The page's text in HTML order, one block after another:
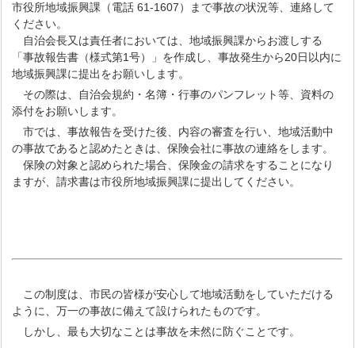
市役所地域振興課（電話 61-1607）まで事故の状況等、連絡して
ください。
自治会長又は責任者においては、地域振興課からお渡しする
「事故報告書（様式第1号）」を作成し、事故発生から20日以内に
地域振興課に提出をお願いします。
その際は、自治会規約・名簿・行事のパンフレット等、資料の
添付をお願いします。
市では、事故報告を受けた後、内容の審査を行い、地域活動中
の事故であると認めたときは、保険会社に事故の連絡をします。
保険の対象と認められた場合、保険金の請求をすることになり
ますが、請求書は市役所地域振興課に提出してください。
この制度は、市民の皆様が安心して地域活動をしていただける
ように、万一の事故に備えて設けられたものです。
しかし、最も大切なことは事故を未然に防ぐことです。